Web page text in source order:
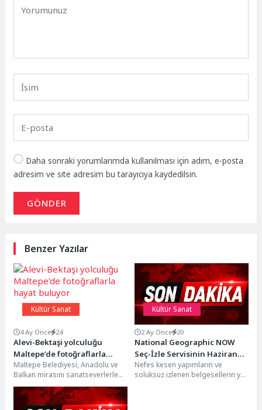
Daha sonraki yorumlarımda kullanılması için adım, e-posta
adresim ve site adresim bu tarayıcıya kaydedilsin.
GÖNDER
Benzer Yazılar
Kültür Sanat
4 Ay Önce 24
Alevi-Bektaşi yolculuğu
Maltepe’de fotoğraflarla
hayat buluyor
Maltepe Belediyesi, Anadolu ve
Balkan mirasını sanatseverlerle
buluşturmaya devam ediyor.
Belgesel yönetmeni ve öğretim
görevlisi...
Kültür Sanat
2 Ay Önce 20
National Geographic NOW
Seç-İzle Servisinin Haziran
Ayı Teması ‘Popüler Bilim’!
Nefes kesen yapımların ve
soluksuz izlenen belgesellerin yer